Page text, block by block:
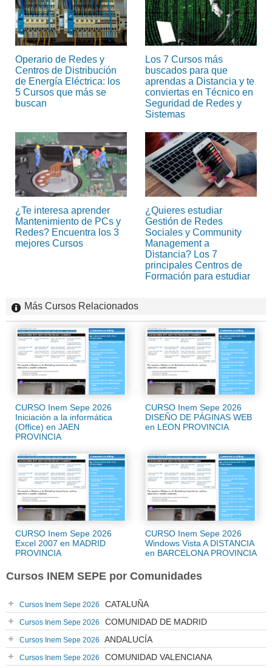
Operario de Redes y
Centros de Distribución
de Energía Eléctrica: los
5 Cursos que más se
buscan
Los 7 Cursos más
buscados para que
aprendas a Distancia y te
conviertas en Técnico en
Seguridad de Redes y
Sistemas
¿Te interesa aprender
Mantenimiento de PCs y
Redes? Encuentra los 3
mejores Cursos
¿Quieres estudiar
Gestión de Redes
Sociales y Community
Management a
Distancia? Los 7
principales Centros de
Formación para estudiar
Más Cursos Relacionados
CURSO Inem Sepe 2026
Iniciación a la informática
(Office) en JAEN
PROVINCIA
CURSO Inem Sepe 2026
DISEÑO DE PÁGINAS WEB
en LEON PROVINCIA
CURSO Inem Sepe 2026
Excel 2007 en MADRID
PROVINCIA
CURSO Inem Sepe 2026
Windows Vista A DISTANCIA
en BARCELONA PROVINCIA
Cursos INEM SEPE por Comunidades
Cursos Inem Sepe 2026 CATALUÑA
Cursos Inem Sepe 2026 COMUNIDAD DE MADRID
Cursos Inem Sepe 2026 ANDALUCÍA
Cursos Inem Sepe 2026 COMUNIDAD VALENCIANA